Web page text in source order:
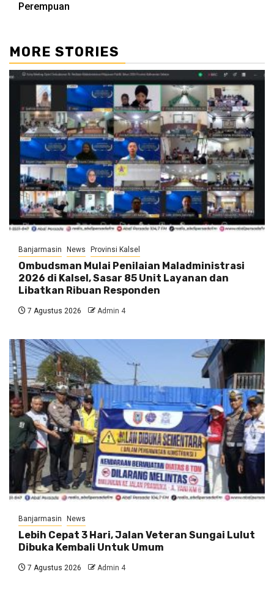
Perempuan
MORE STORIES
Banjarmasin News Provinsi Kalsel
Ombudsman Mulai Penilaian Maladministrasi
2026 di Kalsel, Sasar 85 Unit Layanan dan
Libatkan Ribuan Responden
7 Agustus 2026 Admin 4
Banjarmasin News
Lebih Cepat 3 Hari, Jalan Veteran Sungai Lulut
Dibuka Kembali Untuk Umum
7 Agustus 2026 Admin 4